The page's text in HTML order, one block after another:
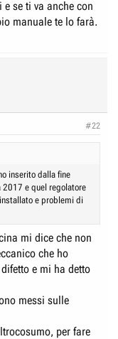
se ti va anche con
manuale te lo farà.
#22
inserito dalla fine
2017 e quel regolatore
e problemi di
mi dice che non
che ho
e mi ha detto
messi sulle
per fare